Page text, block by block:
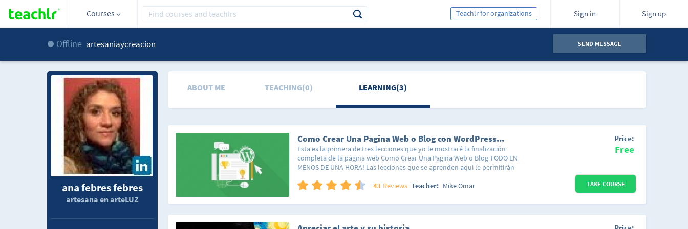
Courses Sign in Sign up
Teachlr for organizations
Offline artesaniaycreacion SEND MESSAGE
ana febres febres
artesana en arteLUZ
ABOUT ME TEACHING(0) LEARNING(3)
Como Crear Una Pagina Web o Blog con WordPress en 2 horas.
Esta es la primera de tres lecciones que yo le mostraré la finalización
completa de la página web Como Crear Una Pagina Web o Blog TODO EN
MENOS DE UNA HORA! Las lecciones que se aprenden aquí le permitirán
aprenderá cómo comprar un dominio, comprar una cuenta de hospedaje,
WEB O BLOG: con WordPress, sin Código, en su propio dominio, en menos
de 2 horas! Asociado con: Make Money from Home LIONS CLUB y Como
Crear una Pagina Web o Blog. NO SE REQUIERE EXPERIENCIA PREVIA. TODAS
43 Reviews Teacher: Mike Omar
Price:
Free
TAKE COURSE